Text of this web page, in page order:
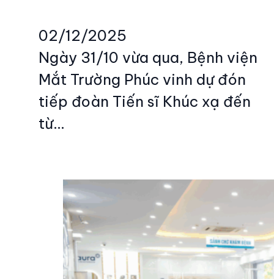
02/12/2025
Ngày 31/10 vừa qua, Bệnh viện
Mắt Trường Phúc vinh dự đón
tiếp đoàn Tiến sĩ Khúc xạ đến
từ…